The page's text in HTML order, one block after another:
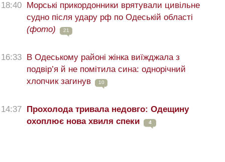
18:40
Морські прикордонники врятували цивільне
судно після удару рф по Одеській області
(фото)
21
16:33
В Одеському районі жінка виїжджала з
подвір’я й не помітила сина: однорічний
хлопчик загинув
10
14:37
Прохолода тривала недовго: Одещину
охоплює нова хвиля спеки
4